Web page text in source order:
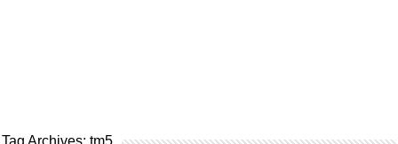
Tag Archives:tm5